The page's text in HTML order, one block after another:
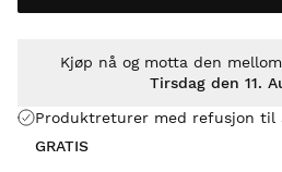
Produktreturer med refusjon til
GRATIS
Kjøp nå og motta den mellom
Tirsdag den 11.